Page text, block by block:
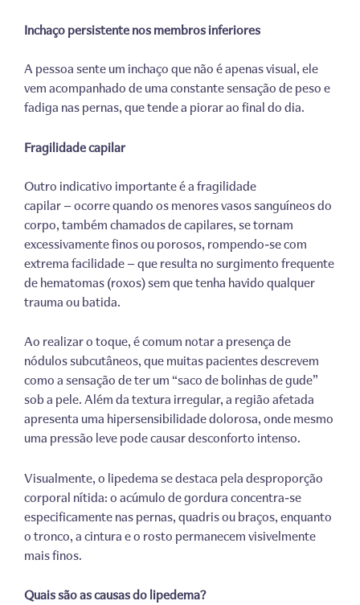
Inchaço persistente nos membros inferiores
A pessoa sente um inchaço que não é apenas visual, ele
vem acompanhado de uma constante sensação de peso e
fadiga nas pernas, que tende a piorar ao final do dia.
Fragilidade capilar
Outro indicativo importante é a fragilidade
capilar — ocorre quando os menores vasos sanguíneos do
corpo, também chamados de capilares, se tornam
excessivamente finos ou porosos, rompendo-se com
extrema facilidade — que resulta no surgimento frequente
de hematomas (roxos) sem que tenha havido qualquer
trauma ou batida.
Ao realizar o toque, é comum notar a presença de
nódulos subcutâneos, que muitas pacientes descrevem
como a sensação de ter um “saco de bolinhas de gude”
sob a pele. Além da textura irregular, a região afetada
apresenta uma hipersensibilidade dolorosa, onde mesmo
uma pressão leve pode causar desconforto intenso.
Visualmente, o lipedema se destaca pela desproporção
corporal nítida: o acúmulo de gordura concentra-se
especificamente nas pernas, quadris ou braços, enquanto
o tronco, a cintura e o rosto permanecem visivelmente
mais finos.
Quais são as causas do lipedema?